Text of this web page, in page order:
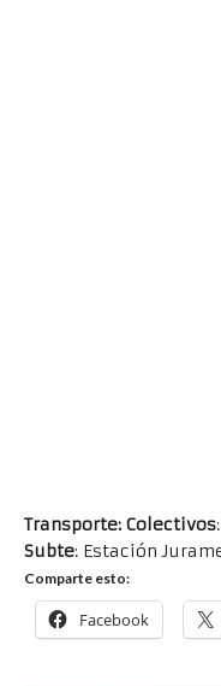
Transporte: Colectivos
Subte: Estación
Comparte esto:
Facebook